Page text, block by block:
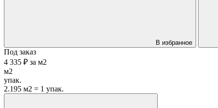
В избранное
Под заказ
4 335 ₽ за м2
м2
упак.
2.195 м2 = 1 упак.